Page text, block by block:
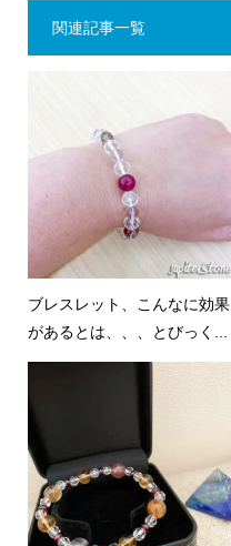
関連記事一覧
ブレスレット、こんなに効果
があるとは、、、とびっく...